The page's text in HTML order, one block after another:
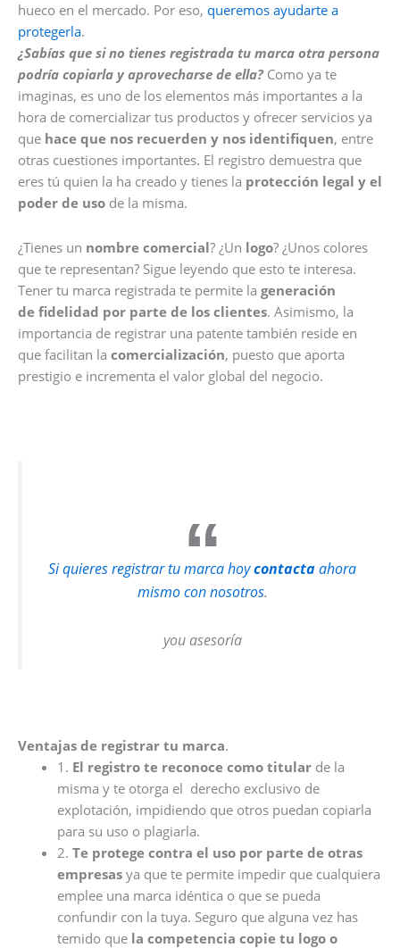
hueco en el mercado. Por eso, queremos ayudarte a
protegerla.
¿Sabías que si no tienes registrada tu marca otra persona
podría copiarla y aprovecharse de ella?Como ya te
imaginas, es uno de los elementos más importantes a la
hora de comercializar tus productos y ofrecer servicios ya
que hace que nos recuerden y nos identifiquen, entre
otras cuestiones importantes. El registro demuestra que
eres tú quien la ha creado y tienes la protección legal y el
poder de uso de la misma.
¿Tienes un nombre comercial? ¿Un logo? ¿Unos colores
que te representan? Sigue leyendo que esto te interesa.
Tener tu marca registrada te permite la generación
de fidelidad por parte de los clientes. Asimismo, la
importancia de registrar una patente también reside en
que facilitan la comercialización, puesto que aporta
prestigio e incrementa el valor global del negocio.
Si quieres registrar tu marca hoycontactaahora
mismo con nosotros.
you asesoría
Ventajas de registrar tu marca.
1. El registro te reconoce como titularde la
misma y te otorga el derecho exclusivo de
explotación, impidiendo que otros puedan copiarla
para su uso o plagiarla.
2. Te protege contra el uso por parte de otras
empresasya que te permite impedir que cualquiera
emplee una marca idéntica o que se pueda
confundir con la tuya. Seguro que alguna vez has
temido que la competencia copie tu logo o